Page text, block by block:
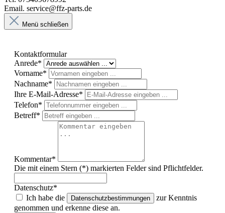
Email. service@ffz-parts.de
Menü schließen
Kontaktformular
Anrede*
Vorname*
Nachname*
Ihre E-Mail-Adresse*
Telefon*
Betreff*
Kommentar*
Die mit einem Stern (*) markierten Felder sind Pflichtfelder.
Datenschutz*
Ich habe die
Datenschutzbestimmungen
zur Kenntnis
genommen und erkenne diese an.